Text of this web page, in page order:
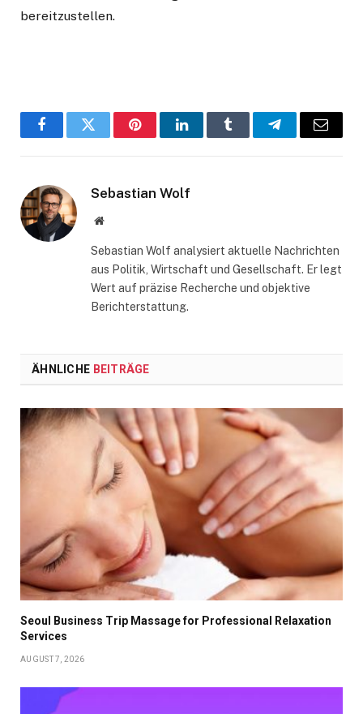
bereitzustellen.
FacebookTwitter PinterestLinkedInTumblr TelegramEmail
Sebastian Wolf
Website
Sebastian Wolf analysiert aktuelle Nachrichten
aus Politik, Wirtschaft und Gesellschaft. Er legt
Wert auf präzise Recherche und objektive
Berichterstattung.
ÄHNLICHE BEITRÄGE
Seoul Business Trip Massage for Professional Relaxation
Services
AUGUST 7, 2026